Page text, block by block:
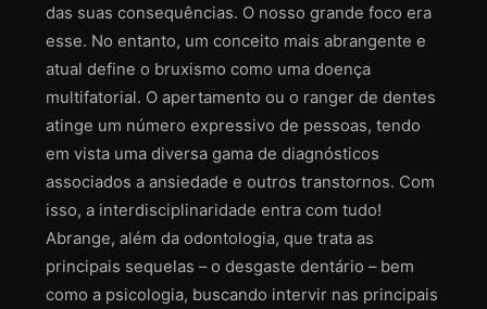
das suas consequências. O nosso grande foco era
esse. No entanto, um conceito mais abrangente e
atual define o bruxismo como uma doença
multifatorial. O apertamento ou o ranger de dentes
atinge um número expressivo de pessoas, tendo
em vista uma diversa gama de diagnósticos
associados a ansiedade e outros transtornos. Com
isso, a interdisciplinaridade entra com tudo!
Abrange, além da odontologia, que trata as
principais sequelas – o desgaste dentário – bem
como a psicologia, buscando intervir nas principais